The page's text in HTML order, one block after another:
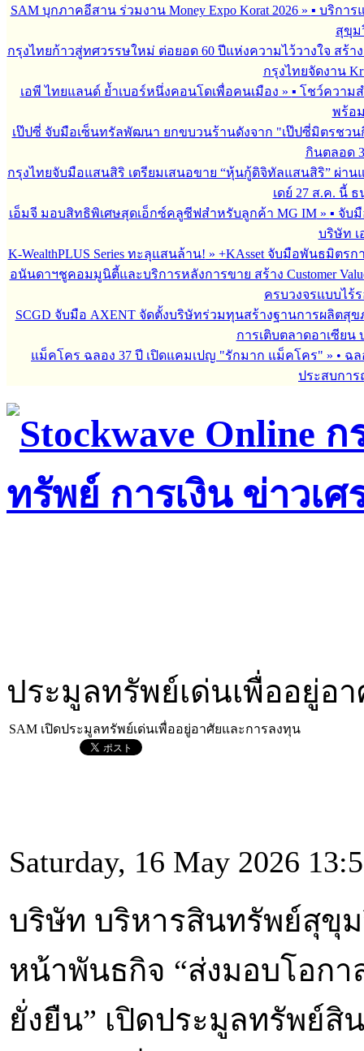
SAM บุกภาคอีสาน ร่วมงาน Money Expo Korat 2026» ▪︎ บริกา
สุขุม
กรุงไทยก้าวสู่ทศวรรษใหม่ ต่อยอด 60 ปีแห่งความไว้วางใจ สร้
กรุงไทยจัดงาน
เอพี ไทยแลนด์ ย้ำเบอร์หนึ่งคอนโดเพื่อคนเมือง » ▪︎ โชว์ความ
พร้อ
เป๊ปซี่ จับมือเซ็นทรัลพัฒนา ยกขบวนร้านดังจาก "เป๊ปซี่มิตรชว
กินตลอด
กรุงไทยจับมือแสนสิริ เตรียมเสนอขาย “หุ้นกู้ดิจิทัลแสนสิริ” ผ่าน
เดย์ 27 ส.ค. นี้
เอ็มจี มอบสิทธิพิเศษสุดเอ็กซ์คลูซีฟสำหรับลูกค้า MG IM» ▪︎ จับ
บริษัท เ
K-WealthPLUS Series ทะลุแสนล้าน! » +KAsset จับมือพันธมิตรการ
อนันดาฯชูคอมมูนิตี้และบริการหลังการขาย สร้าง Customer
ครบวงจรแบบไร้
SCGD จับมือ AXENT จัดตั้งบริษัทร่วมทุนสร้างฐานการผลิต
การเติบตลาดอาเซียน
แม็คโคร ฉลอง 37 ปี เปิดแคมเปญ "รักมาก แม็คโคร" » • ฉ
ประสบกา
ประมูลทรัพย์เด่นเพื่ออยู่อ
SAM เปิดประมูลทรัพย์เด่นเพื่ออยู่อาศัยและการลงทุน
Saturday, 16 May 2026
บริษัท บริหารสินทรัพย์สุขุ
หน้าพันธกิจ “ส่งมอบโอกา
ยั่งยืน” เปิดประมูลทรัพย์สิ